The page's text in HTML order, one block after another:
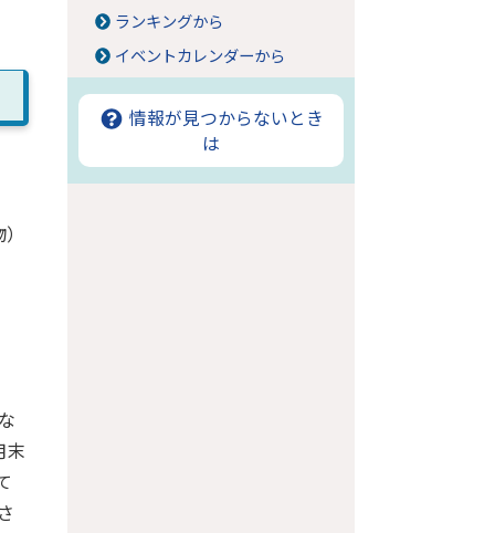
末
ランキングから
イベントカレンダーから
情報が見つからないとき
は